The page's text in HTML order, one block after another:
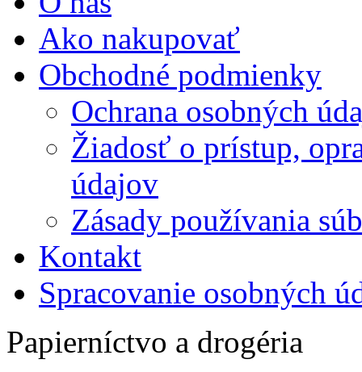
Ako nakupovať
Obchodné podmienky
Ochrana osobných
Žiadosť o prístup,
údajov
Zásady používania
Kontakt
Spracovanie osobných
Papierníctvo a drogéria